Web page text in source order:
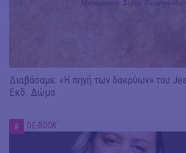
Διαβάσαμε: «Η πηγή των δακρύων» του
Εκδ. Δώμα
# DE-BOOK